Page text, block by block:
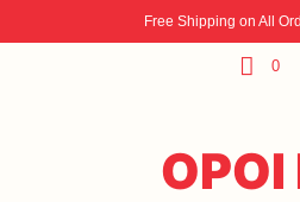
Free Shipping on All
0
ΟΡΟΙ